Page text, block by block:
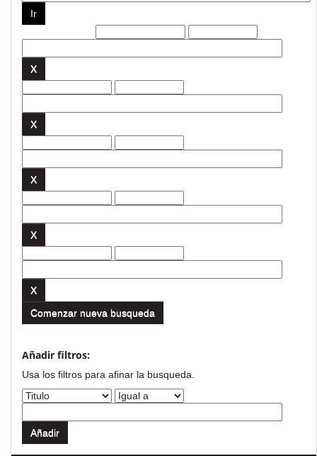
Comenzar nueva busqueda
Añadir filtros:
Usa los filtros para afinar la busqueda.